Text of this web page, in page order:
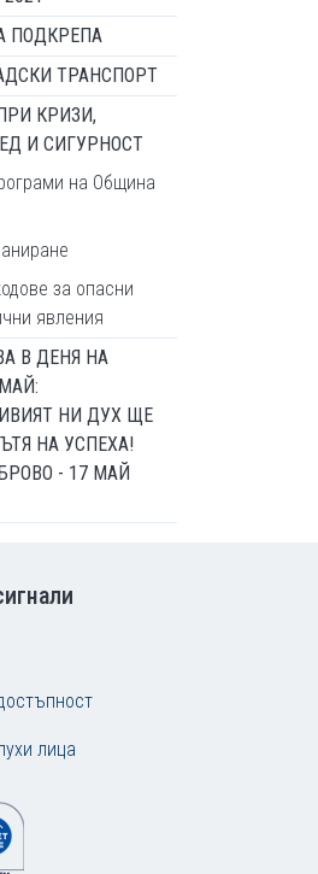
ПОДКРЕПА
ТРАНСПОРТ
КРИЗИ,
И СИГУРНОСТ
на Община
за опасни
явления
В ДЕНЯ НА
НИ ДУХ ЩЕ
НА УСПЕХА!
- 17 МАЙ
лица